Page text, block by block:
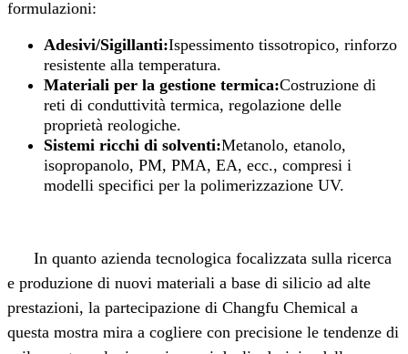
formulazioni:
Adesivi/Sigillanti:Ispessimento tissotropico, rinforzo
resistente alla temperatura.
Materiali per la gestione termica:Costruzione di
reti di conduttività termica, regolazione delle
proprietà reologiche.
Sistemi ricchi di solventi:Metanolo, etanolo,
isopropanolo, PM, PMA, EA, ecc., compresi i
modelli specifici per la polimerizzazione UV.
In quanto azienda tecnologica focalizzata sulla ricerca
e produzione di nuovi materiali a base di silicio ad alte
prestazioni, la partecipazione di Changfu Chemical a
questa mostra mira a cogliere con precisione le tendenze di